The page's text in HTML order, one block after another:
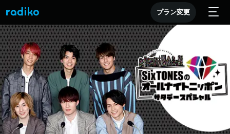
プラン変更